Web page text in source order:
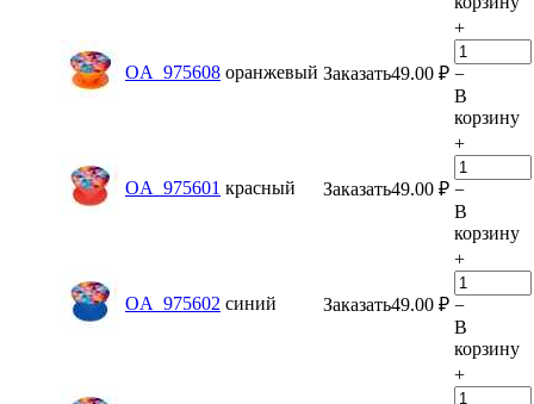
OA_975608 оранжевый Заказать49.00 ₽
+
−
В
корзину
OA_975601 красный Заказать49.00 ₽
+
−
В
корзину
OA_975602 синий Заказать49.00 ₽
+
−
В
корзину
+